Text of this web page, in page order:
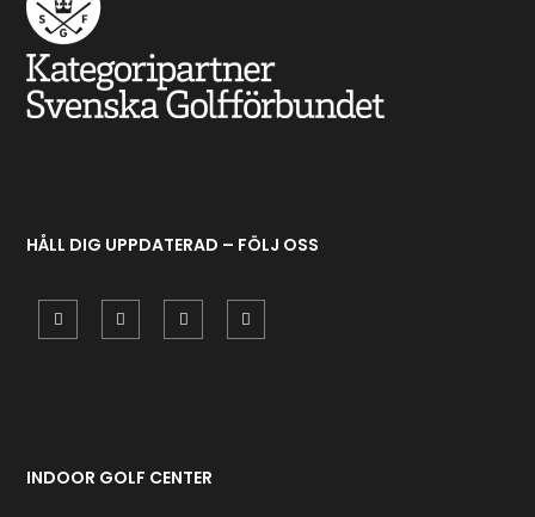
HÅLL DIG UPPDATERAD – FÖLJ OSS
INDOOR GOLF CENTER